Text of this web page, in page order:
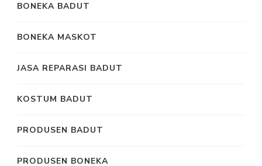
BONEKA BADUT
BONEKA MASKOT
JASA REPARASI BADUT
KOSTUM BADUT
PRODUSEN BADUT
PRODUSEN BONEKA